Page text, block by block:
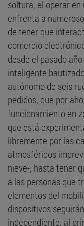
soltura, el operar
enfrenta a
de tener que
comercio
desde el pasado
inteligente
autónomo de seis
pedidos, que por
funcionamiento en
que está
libremente por las
atmosféricos
nieve-, hasta tener
a las personas que
elementos del
dispositivos
independiente, al